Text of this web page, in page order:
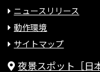
ニュースリリース
動作環境
サイトマップ
夜景スポット［日